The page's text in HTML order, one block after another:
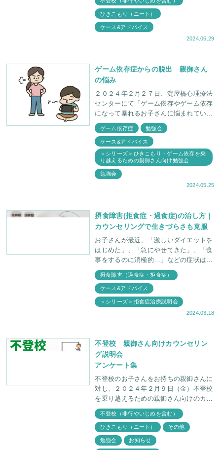
ンセリング治療説明会を行ってきまし
た。「カウンセリング
ひきこもり（ニート）
ケース&アドバイス
2024.06.29
ゲーム依存症からの脱出 親御さん
の悩み
２０２４年２月２７日、淀屋橋心理療法
センターにて「ゲーム依存やゲーム依存
になって暴れるお子さんに悩まれている
親御さん向け治療説明会」が開催されま
した。今回の説明会は、定番の「ケース
紹介」や「所長のQ&
ゲーム依存症 勉強会
ケース&アドバイス
＜シリーズ＞ひきこもり・ゲーム依存を乗
り越えるための親御さん向け勉強会
勉強会
2024.05.25
摂食障害(拒食症・過食症)の治し方｜
カウンセリングで生きづらさも克服
お子さんが最近、「激しいダイエットを
はじめた」、「急にやせてきた」、「食
事をするのに消極的…」などの症状はあ
りませんか？摂食障害は、意外にも私達
の身近に存在し、重症化すると長年苦し
まれている方もいらっ
摂食障害（過食症・拒食症）
ケース&アドバイス
＜シリーズ＞拒食症治療説明会
2024.03.18
不登校 親御さん向けカウンセリン
グ説明会
アンケート集
不登校のお子さんをお持ちの親御さんに
対し、２０２４年２月９日（金）不登校
を乗り越えるための親御さん向けのカウ
ンセリング説明会を行いました。 ご参
加頂いた方からのアンケートの一部から
見える説明会の様子
不登校（非行やいじめを含む）
ひきこもり（ニート） その他
勉強会 お知らせ